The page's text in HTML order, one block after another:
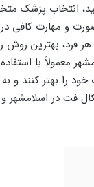
انتخاب پزشک
و مهارت کافی
فرد، بهترین روش
معمولاً با
را بهتر کنند
فت در اسلامشهر